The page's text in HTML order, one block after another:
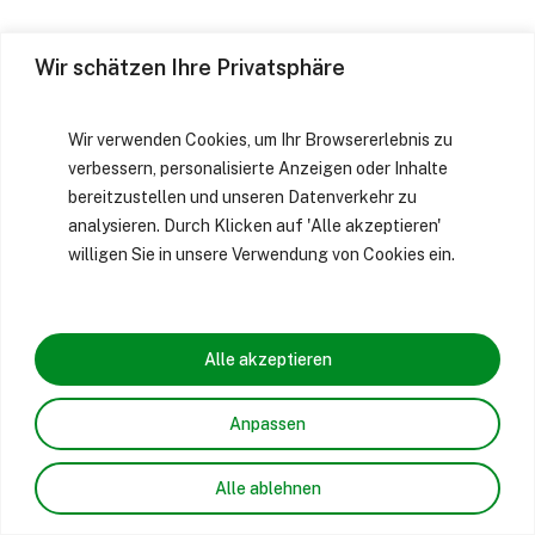
Wir schätzen Ihre Privatsphäre
Wir verwenden Cookies, um Ihr Browsererlebnis zu
verbessern, personalisierte Anzeigen oder Inhalte
bereitzustellen und unseren Datenverkehr zu
analysieren. Durch Klicken auf 'Alle akzeptieren'
willigen Sie in unsere Verwendung von Cookies ein.
Anpassen
Alle ablehnen
Alle akzeptieren